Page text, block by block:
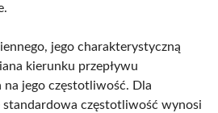
jego charakterystyczną
kierunku przepływu
jego częstotliwość. Dla
częstotliwość wynosi